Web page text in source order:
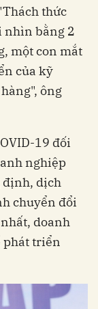
thức
nhìn bằng 2
một con mắt
của kỹ
ông
19 đối
nghiệp
định, dịch
chuyển đổi
doanh
phát triển